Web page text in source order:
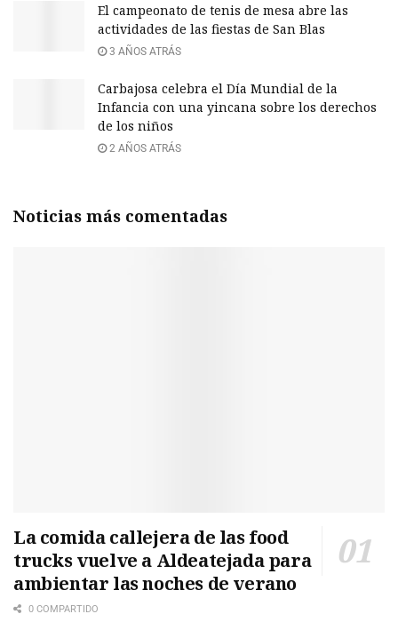
El campeonato de tenis de mesa abre las
actividades de las fiestas de San Blas
3 AÑOS ATRÁS
Carbajosa celebra el Día Mundial de la
Infancia con una yincana sobre los derechos
de los niños
2 AÑOS ATRÁS
Noticias más comentadas
La comida callejera de las food
trucks vuelve a Aldeatejada para
ambientar las noches de verano
0 COMPARTIDO